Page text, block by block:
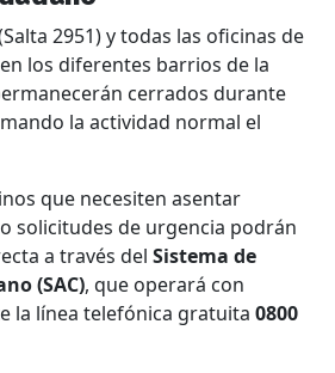
2951) y todas las oficinas de
los diferentes barrios de la
cerrados durante
la actividad normal el
que necesiten asentar
solicitudes de urgencia podrán
a través del Sistema de
(SAC), que operará con
la línea telefónica gratuita 0800